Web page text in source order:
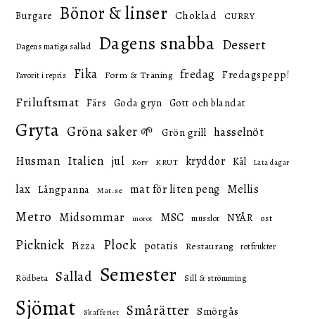
Burgare Bönor & linser Choklad CURRY
Dagens matiga sallad Dagens snabba Dessert
Favorit i repris Fika Form & Träning fredag Fredagspepp!
Friluftsmat Färs Goda gryn Gott och blandat
Gryta Gröna saker 🌱 Grön grill hasselnöt
Husman Italien jul Korv KRUT kryddor Kål Lata dagar
lax Långpanna Mat.se mat för liten peng Mellis
Metro Midsommar morot MSC musslor NYÅR ost
Picknick Pizza Plock potatis Restaurang rotfrukter
Rödbeta Sallad Semester Sill & strömming
Sjömat Skafferiet Smårätter Smörgås